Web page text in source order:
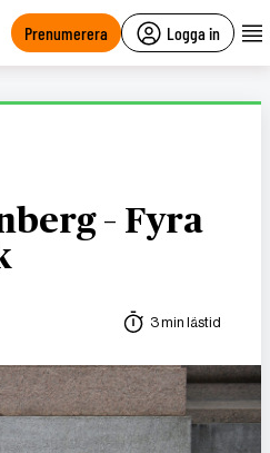
Prenumerera Logga in
– Fyra
3 min lästid